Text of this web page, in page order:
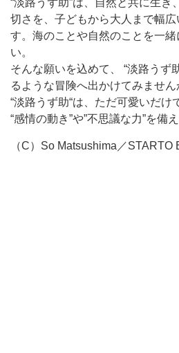
“淡路うず助”は、自然と共に生き
切さを、子どもから大人まで幅広
す。海のことや自然のことを一
い。
そんな願いを込めて、 “淡路うず
るような冒険へ出かけてみません
“淡路うず助“は、ただ可愛いだけ
“感情の動き”や”不思議な力”を備
（C）So Matsushima／